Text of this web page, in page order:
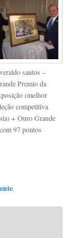
santos –
Premio da
(melhor
competitiva
+ Ouro Grande
com 97 pontos
.